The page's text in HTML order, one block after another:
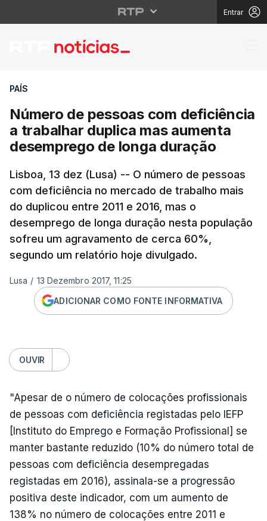
Entrar
Número de pessoas
PAÍS
Número de pessoas com deficiência
a trabalhar duplica mas aumenta
desemprego de longa duração
Lisboa, 13 dez (Lusa) -- O número de pessoas
com deficiência no mercado de trabalho mais
do duplicou entre 2011 e 2016, mas o
desemprego de longa duração nesta população
sofreu um agravamento de cerca 60%,
segundo um relatório hoje divulgado.
Lusa / 13 Dezembro 2017, 11:25
ADICIONAR COMO FONTE INFORMATIVA
OUVIR
"Apesar de o número de colocações profissionais
de pessoas com deficiência registadas pelo IEFP
[Instituto do Emprego e Formação Profissional] se
manter bastante reduzido (10% do número total de
pessoas com deficiência desempregadas
registadas em 2016), assinala-se a progressão
positiva deste indicador, com um aumento de
138% no número de colocações entre 2011 e